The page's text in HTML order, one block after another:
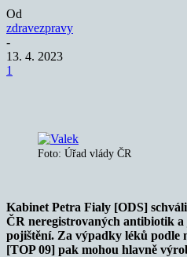
Od
zdravezpravy
-
13. 4. 2023
1
Foto: Úřad vlády ČR
Kabinet Petra Fialy [ODS]
ČR neregistrovaných antibiotik
pojištění. Za výpadky léků
[TOP 09] pak mohou hlavně